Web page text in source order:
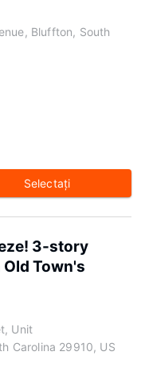
Bluffton, South
Selectaţi
3-story
Town's
Unit
Carolina 29910, US